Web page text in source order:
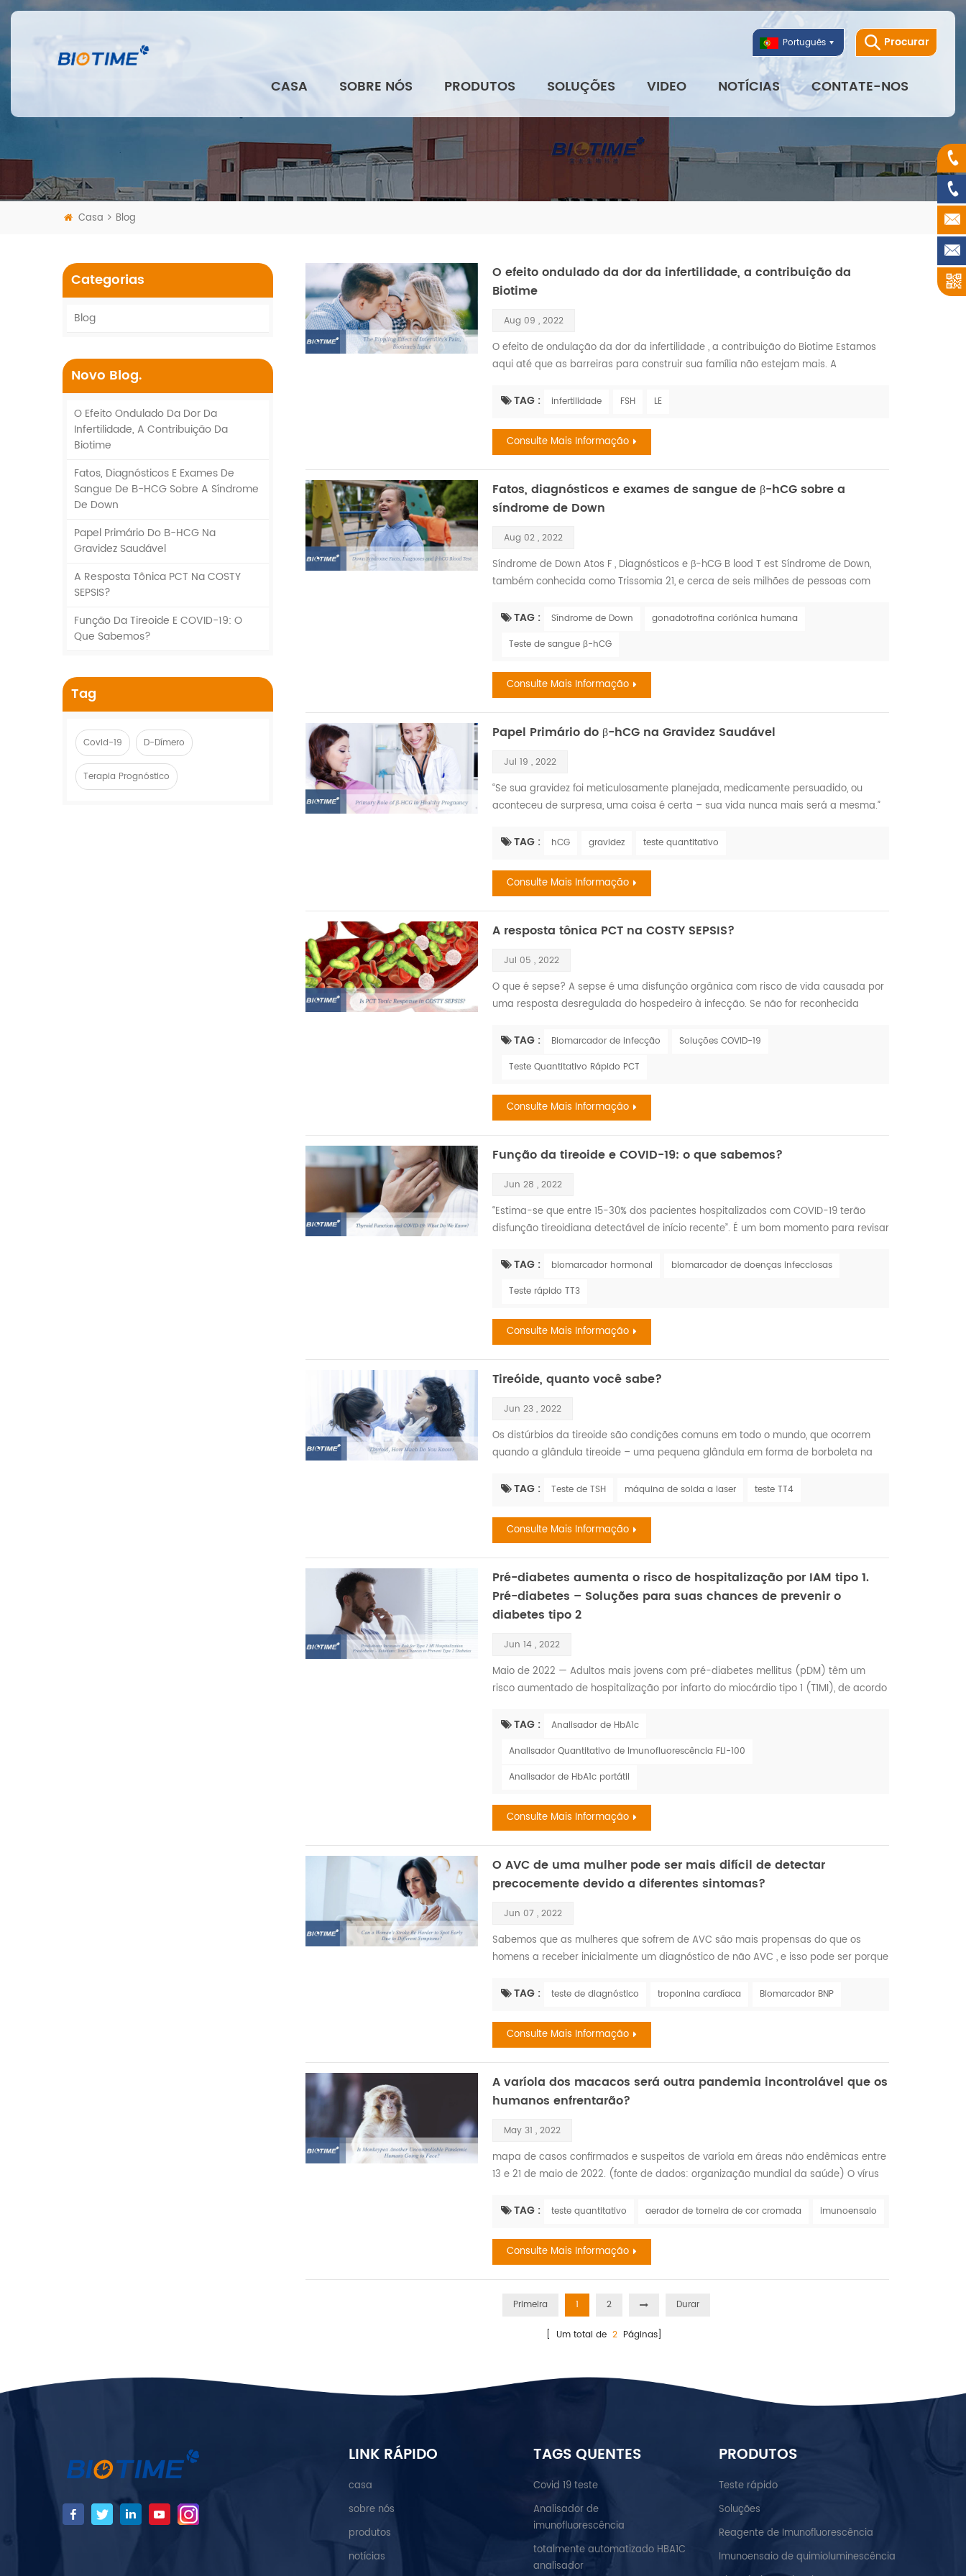
Procurar
Português
CASA SOBRE NÓS PRODUTOS SOLUÇÕES VIDEO NOTÍCIAS CONTATE-NOS
Casa Blog
O efeito ondulado da dor da infertilidade, a contribuição da
Biotime
Aug 09 , 2022
O efeito de ondulação da dor da infertilidade , a contribuição do Biotime Estamos
aqui até que as barreiras para construir sua família não estejam mais. A
falha em conseguir uma gravidez (conceber) apesar de ter relações sexuais
conceber. Ce...
TAG : infertilidade FSH LE
Consulte Mais Informação
Fatos, diagnósticos e exames de sangue de β-hCG sobre a
síndrome de Down
Aug 02 , 2022
Síndrome de Down Atos F , Diagnósticos e β-hCG B lood T est Síndrome de Down,
também conhecida como Trissomia 21, e cerca de seis milhões de pessoas com
para qualquer bebê. De muitas maneiras, bebês com síndrome de Down são como
brincar, mas, acima d...
TAG : Síndrome de Down
gonadotrofina coriónica humana
Teste de sangue β-hCG
Consulte Mais Informação
Papel Primário do β-hCG na Gravidez Saudável
Jul 19 , 2022
“Se sua gravidez foi meticulosamente planejada, medicamente persuadido, ou
aconteceu de surpresa, uma coisa é certa – sua vida nunca mais será a mesma.”
com seu recém-nascido é um momento emocionante para qualquer futuro pai,
interminável de coisas ...
TAG : hCG gravidez teste quantitativo
Consulte Mais Informação
A resposta tônica PCT na COSTY SEPSIS?
Jul 05 , 2022
O que é sepse? A sepse é uma disfunção orgânica com risco de vida causada por
uma resposta desregulada do hospedeiro à infecção. Se não for reconhecida
múltiplos órgãos e morte. É mais frequentemente uma complicação grave da
das principais cau...
TAG : Biomarcador de infecção
Soluções COVID-19
Teste Quantitativo Rápido PCT
Consulte Mais Informação
Função da tireoide e COVID-19: o que sabemos?
Jun 28 , 2022
“Estima-se que entre 15-30% dos pacientes hospitalizados com COVID-19 terão
disfunção tireoidiana detectável de início recente”. É um bom momento para revisar
como a doença da tireoide existente pode afetar os riscos associados à infecção
sem...
TAG : biomarcador hormonal
biomarcador de doenças infecciosas
Teste rápido TT3
Consulte Mais Informação
Tireóide, quanto você sabe?
Jun 23 , 2022
Os distúrbios da tireoide são condições comuns em todo o mundo, que ocorrem
quando a glândula tireoide – uma pequena glândula em forma de borboleta na
de doenças da tireoide são o hipotireoidismo e o hipertireoidismo. Ambas as
glândula tireoide...
TAG : Teste de TSH máquina de solda a laser teste TT4
Consulte Mais Informação
Pré-diabetes aumenta o risco de hospitalização por IAM tipo 1.
Pré-diabetes – Soluções para suas chances de prevenir o
diabetes tipo 2
Jun 14 , 2022
Maio de 2022 — Adultos mais jovens com pré-diabetes mellitus (pDM) têm um
risco aumentado de hospitalização por infarto do miocárdio tipo 1 (T1MI), de acordo
Association Quality of Care and Outcomes Research, realizada a partir de 13 de
Medical Cent...
TAG :
Analisador de HbA1c
Analisador Quantitativo de Imunofluorescência FLI-100
Analisador de HbA1c portátil
Consulte Mais Informação
O AVC de uma mulher pode ser mais difícil de detectar
precocemente devido a diferentes sintomas?
Jun 07 , 2022
Sabemos que as mulheres que sofrem de AVC são mais propensas do que os
homens a receber inicialmente um diagnóstico de não AVC , e isso pode ser porque
AVC com a mesma frequência que os homens. De acordo com a World Stroke
combinados em mulheres com ...
TAG : teste de diagnóstico troponina cardíaca Biomarcador BNP
Consulte Mais Informação
A varíola dos macacos será outra pandemia incontrolável que os
humanos enfrentarão?
May 31 , 2022
mapa de casos confirmados e suspeitos de varíola em áreas não endêmicas entre
13 e 21 de maio de 2022. (fonte de dados: organização mundial da saúde) O vírus
quando macacos enviados de Cingapura para um centro de pesquisa na
1970, quando o vírus foi...
TAG : teste quantitativo aerador de torneira de cor cromada imunoensaio
Consulte Mais Informação
Primeira 1 2 Durar
[ Um total de2 Páginas]
Categorias
Blog
Novo Blog.
O Efeito Ondulado Da Dor Da
Infertilidade, A Contribuição Da
Biotime
Fatos, Diagnósticos E Exames De
Sangue De Β-HCG Sobre A Síndrome
De Down
Papel Primário Do Β-HCG Na
Gravidez Saudável
A Resposta Tônica PCT Na COSTY
SEPSIS?
Função Da Tireoide E COVID-19: O
Que Sabemos?
Tag
Covid-19 D-Dímero
Terapia Prognóstico
LINK RÁPIDO
casa
sobre nós
produtos
notícias
TAGS QUENTES
Covid 19 teste
Analisador de
imunofluorescência
totalmente automatizado HBA1C
analisador
PRODUTOS
Teste rápido
Soluções
Reagente de Imunofluorescência
Imunoensaio de quimioluminescência